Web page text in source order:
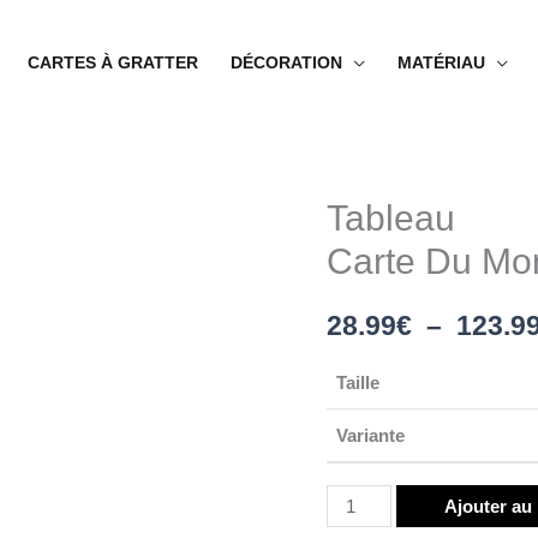
CARTES À GRATTER DÉCORATION MATÉRIAU
Tableau
Carte Du
28.99€ –
Taille
Variante
quantité
de
Tableau
Du
Monde
Style
Bohême
Ajouter au